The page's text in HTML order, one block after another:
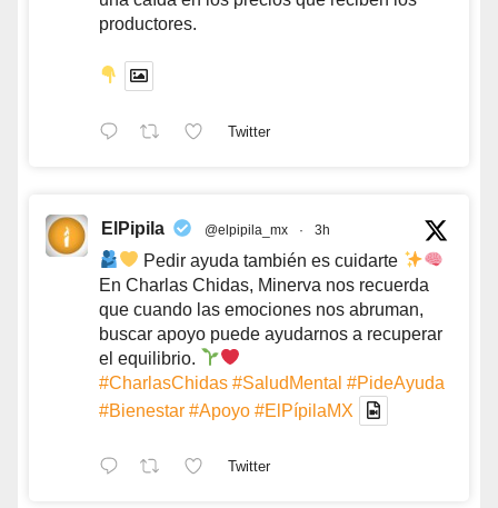
productores.
Twitter
ElPipila @elpipila_mx · 3h
Pedir ayuda también es cuidarte
En Charlas Chidas, Minerva nos recuerda
que cuando las emociones nos abruman,
buscar apoyo puede ayudarnos a recuperar
el equilibrio.
#CharlasChidas #SaludMental #PideAyuda
#Bienestar #Apoyo #ElPípilaMX
Twitter